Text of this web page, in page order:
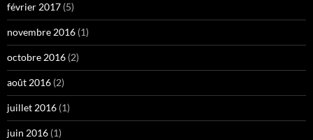
février 2017 (5)
novembre 2016 (1)
octobre 2016 (2)
août 2016 (2)
juillet 2016 (1)
juin 2016 (1)